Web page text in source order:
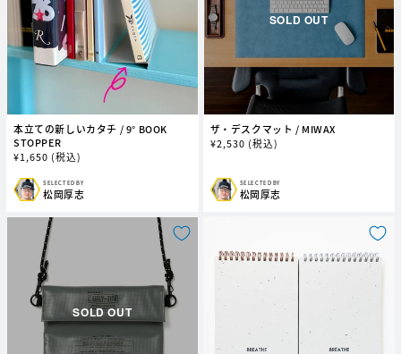
本立ての新しいカタチ / 9° BOOK
STOPPER
通
価
格
¥1,650 (税込)
SELECTED BY
販
元:
松岡厚志
ザ・デスクマット / MIWAX
通
格
¥2,530 (税込)
SELECTED BY
販
松岡厚志